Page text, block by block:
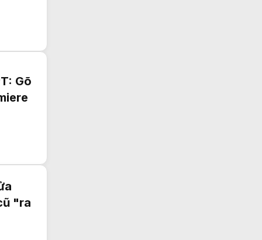
Gõ
"ra